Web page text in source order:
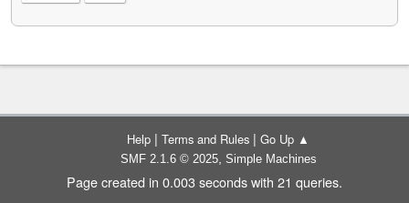
Help | Terms and Rules | Go Up ▲
SMF 2.1.6 © 2025, Simple Machines
Page created in 0.003 seconds with 21 queries.